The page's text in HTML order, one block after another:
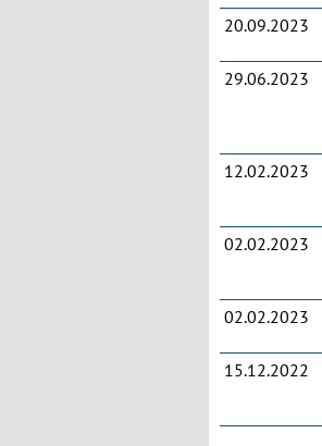
20.09.2023
29.06.2023
12.02.2023
02.02.2023
02.02.2023
15.12.2022